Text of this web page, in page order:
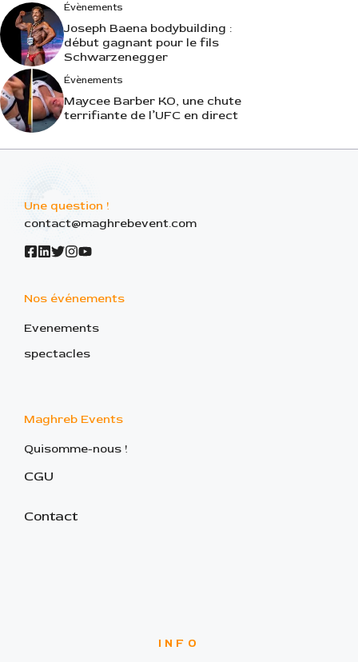
Évènements
Joseph Baena bodybuilding :
début gagnant pour le fils
Schwarzenegger
Évènements
Maycee Barber KO, une chute
terrifiante de l’UFC en direct
Une question !
contact@maghrebevent.com
Nos événements
Evenements
spectacles
Maghreb Events
Quisomme-nous !
CGU
Contact
INFO